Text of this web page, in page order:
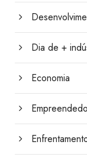
Dia de +
Economia